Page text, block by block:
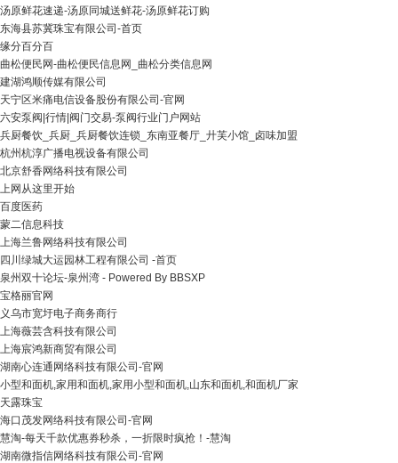
汤原鲜花速递-汤原同城送鲜花-汤原鲜花订购
东海县苏冀珠宝有限公司-首页
缘分百分百
曲松便民网-曲松便民信息网_曲松分类信息网
建湖鸿顺传媒有限公司
天宁区米痛电信设备股份有限公司-官网
六安泵阀|行情|阀门交易-泵阀行业门户网站
兵厨餐饮_兵厨_兵厨餐饮连锁_东南亚餐厅_廾芙小馆_卤味加盟
杭州杭淳广播电视设备有限公司
北京舒香网络科技有限公司
上网从这里开始
百度医药
蒙二信息科技
上海兰鲁网络科技有限公司
四川绿城大运园林工程有限公司 -首页
泉州双十论坛-泉州湾 - Powered By BBSXP
宝格丽官网
义乌市宽圩电子商务商行
上海薇芸含科技有限公司
上海宸鸿新商贸有限公司
湖南心连通网络科技有限公司-官网
小型和面机,家用和面机,家用小型和面机,山东和面机,和面机厂家
天露珠宝
海口茂发网络科技有限公司-官网
慧淘-每天千款优惠券秒杀，一折限时疯抢！-慧淘
湖南微指信网络科技有限公司-官网